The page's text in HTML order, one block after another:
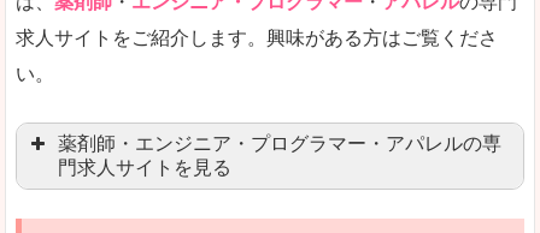
営業職を探している方にとっては、有利なサイト
検索人気キーワードの上位が「40代」「50代」
求人サイトをご紹介します。興味がある方はご覧くださ
い。
薬剤師・エンジニア・プログラマー・アパレルの専
門求人サイトを見る